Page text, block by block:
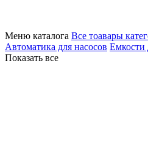
Меню каталога Все тоавары
Автоматика для насосов Емкости
Показать все